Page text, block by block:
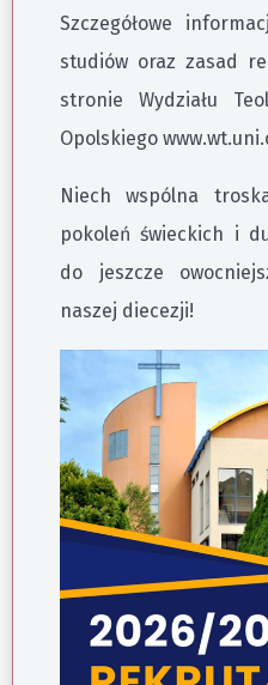
Szczegółowe
studiów oraz zasad
stronie Wydziału
Opolskiego
Niech wspólna
pokoleń świeckich i
do jeszcze
naszej diecezji!